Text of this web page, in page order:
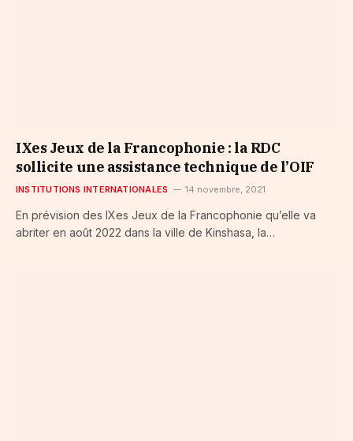
IXes Jeux de la Francophonie : la RDC
sollicite une assistance technique de l’OIF
INSTITUTIONS INTERNATIONALES 14 novembre, 2021
En prévision des IXes Jeux de la Francophonie qu’elle va
abriter en août 2022 dans la ville de Kinshasa, la…